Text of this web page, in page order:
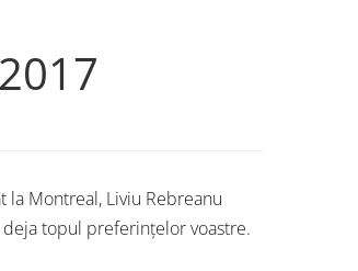
Montreal, Liviu Rebreanu
topul preferințelor voastre.